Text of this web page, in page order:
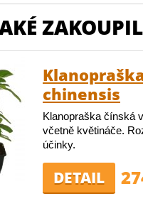
chinensis
Klanopraška čínská
včetně květináče.
účinky.
DETAIL